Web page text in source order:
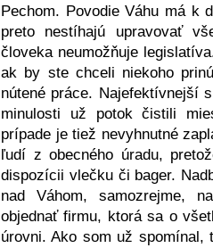
Pechom. Povodie Váhu má k
preto nestíhajú upravovať
človeka neumožňuje
ak by ste chceli niekoho
nútené práce. Najefektívnejší
minulosti už potok čistili
prípade je tiež nevyhnutné
ľudí z obecného úradu,
dispozícii vlečku či bager.
nad Váhom, samozrejme,
objednať firmu, ktorá sa o
úrovni. Ako som už spomínal,